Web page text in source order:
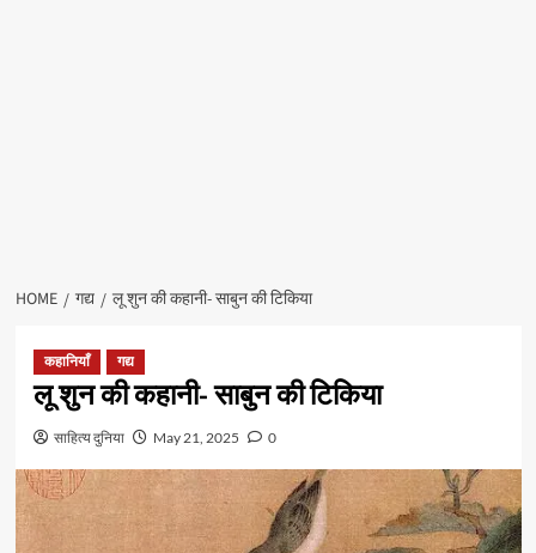
HOME गद्य लू शुन की कहानी- साबुन की टिकिया
कहानियाँ गद्य
लू शुन की कहानी- साबुन की टिकिया
साहित्य दुनिया May 21, 2025 0